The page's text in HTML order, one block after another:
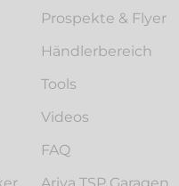
Prospekte & Flyer
Händlerbereich
Tools
Videos
FAQ